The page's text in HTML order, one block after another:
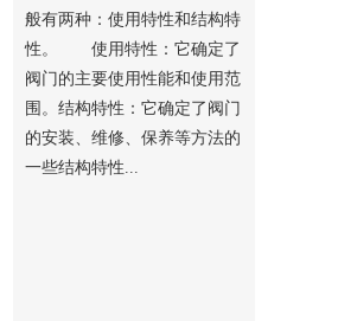
般有两种：使用特性和结构特
性。 使用特性：它确定了
阀门的主要使用性能和使用范
围。结构特性：它确定了阀门
的安装、维修、保养等方法的
一些结构特性...